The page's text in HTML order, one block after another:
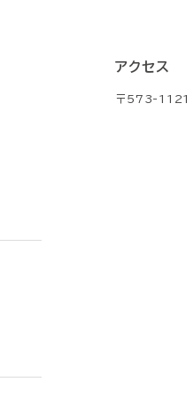
アクセス
〒573-1121